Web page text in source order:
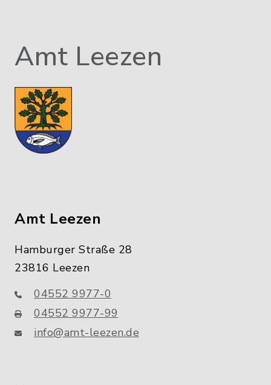
Amt Leezen
Amt Leezen
Hamburger Straße 28
23816 Leezen
04552 9977-0
04552 9977-99
info@amt-leezen.de